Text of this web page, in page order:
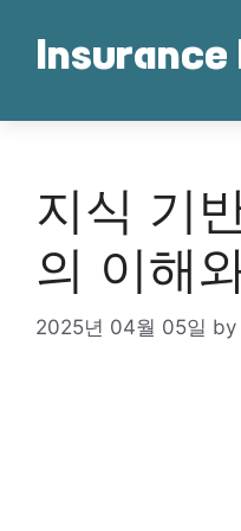
contentInsurance
지식 기
의 이해
2025년 04월 05일 by